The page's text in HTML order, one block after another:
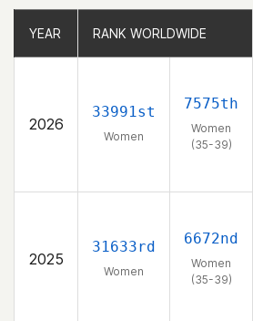
YEAR RANK WORLDWIDE
2026
33991st
Women
7575th
Women
(35-39)
2025
31633rd
Women
6672nd
Women
(35-39)
YEAR RANK WORLDWIDE